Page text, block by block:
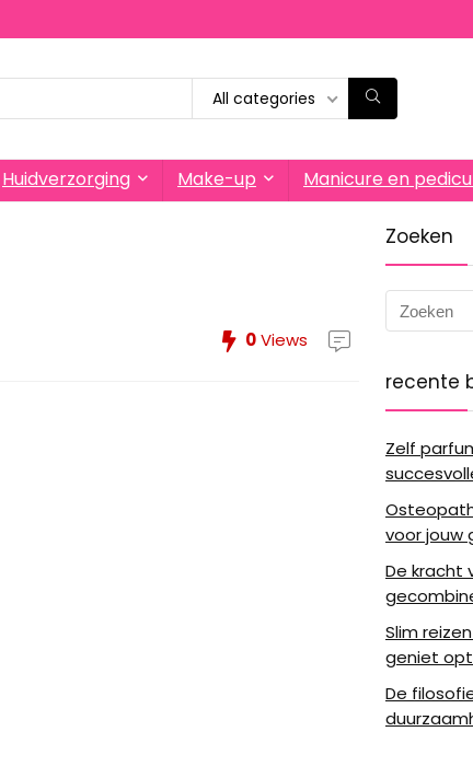
All categories
Huidverzorging Make-up Manicure en
0Views
Zoeken
recente
Zelf
voor jouw
De kracht
Slim
geniet
De